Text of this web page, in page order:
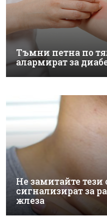
Тъмни петна по
алармират за
Не замитайте
сигнализират за
жлеза